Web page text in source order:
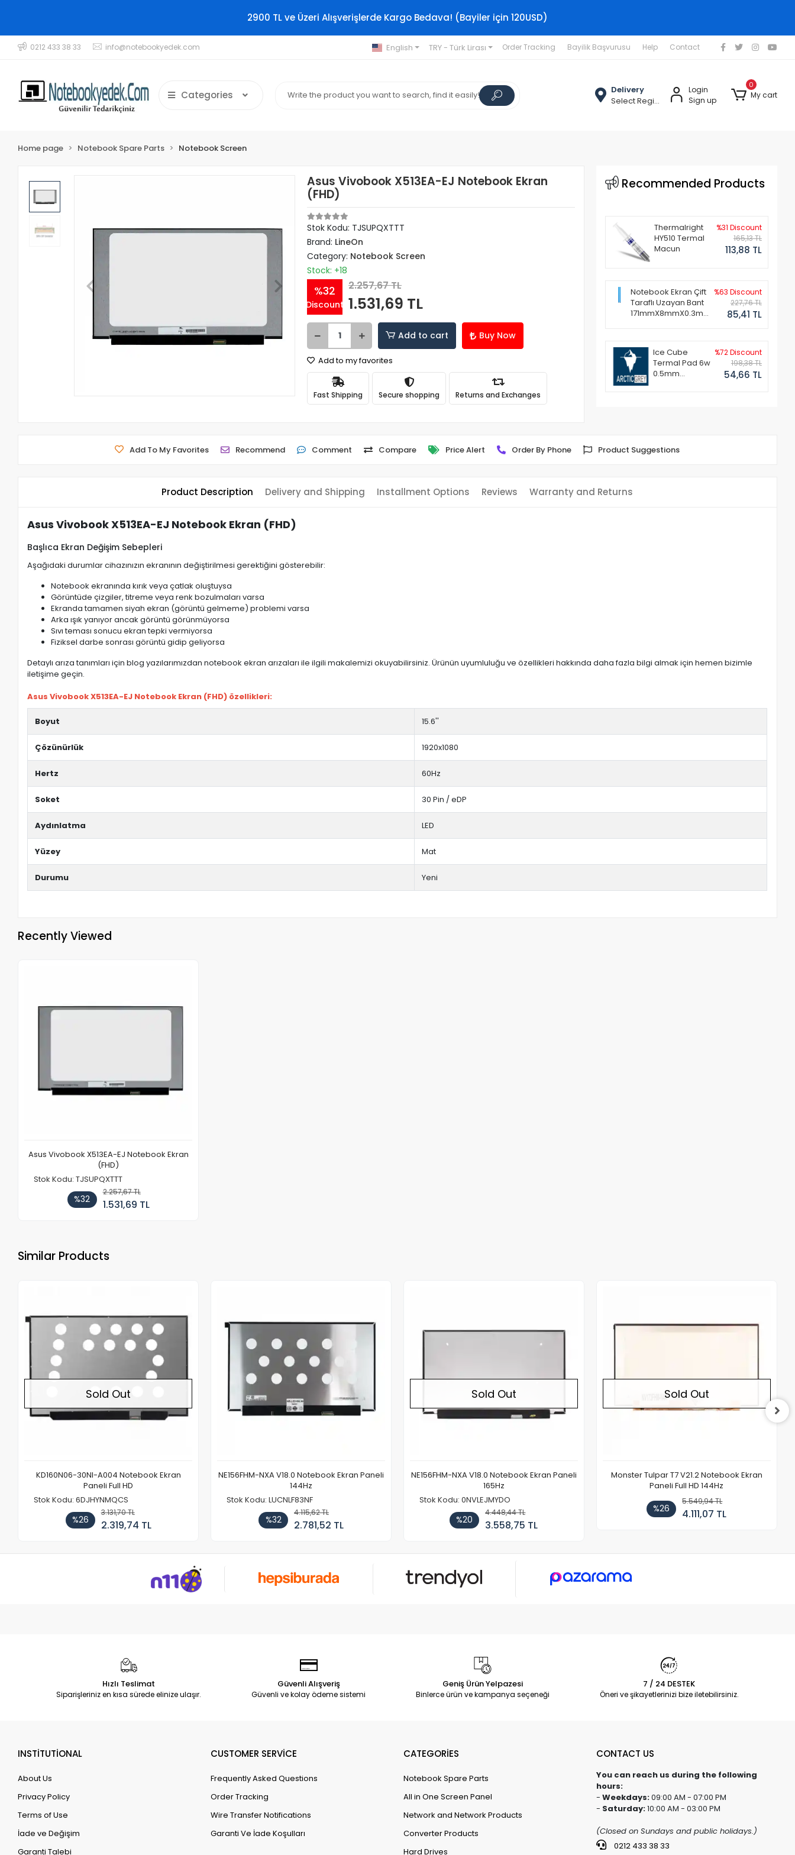
2900 TL ve Üzeri Alışverişlerde Kargo Bedava! (Bayiler için 120USD)
0212 433 38 33 info@notebookyedek.com English TRY - Türk Lirası Order Tracking Bayilik Başvurusu Help Contact
Categories
Delivery
Select Region
Login
Sign up
0
My cart
Home page Notebook Spare Parts Notebook Screen
Asus Vivobook X513EA-EJ Notebook Ekran
(FHD)
Stok Kodu: TJSUPQXTTT
Brand: LineOn
Category: Notebook Screen
Stock: +18
%32
Discount
2.257,67 TL
1.531,69 TL
Add to cart Buy Now
Add to my favorites
Fast Shipping Secure shopping Returns and Exchanges
Recommended Products
Thermalright
HY510 Termal
Macun
%31 Discount
165,13 TL
113,88 TL
Notebook Ekran Çift
Taraflı Uzayan Bant
171mmX8mmX0.3mm
%63 Discount
227,76 TL
85,41 TL
Ice Cube
Termal Pad 6w
0.5mm
%72 Discount
198,38 TL
54,66 TL
Add To My Favorites Recommend Comment Compare Price Alert Order By Phone Product Suggestions
Product Description Delivery and Shipping Installment Options Reviews Warranty and Returns
Asus Vivobook X513EA-EJ Notebook Ekran (FHD)
Başlıca Ekran Değişim Sebepleri
Aşağıdaki durumlar cihazınızın ekranının değiştirilmesi gerektiğini gösterebilir:
Notebook ekranında kırık veya çatlak oluştuysa
Görüntüde çizgiler, titreme veya renk bozulmaları varsa
Ekranda tamamen siyah ekran (görüntü gelmeme) problemi varsa
Arka ışık yanıyor ancak görüntü görünmüyorsa
Sıvı teması sonucu ekran tepki vermiyorsa
Fiziksel darbe sonrası görüntü gidip geliyorsa
Detaylı arıza tanımları için blog yazılarımızdan notebook ekran arızaları ile ilgili makalemizi okuyabilirsiniz. Ürünün uyumluluğu ve özellikleri hakkında daha fazla bilgi almak için hemen bizimle
iletişime geçin.
Asus Vivobook X513EA-EJ Notebook Ekran (FHD) özellikleri:
Boyut 15.6''
Çözünürlük 1920x1080
Hertz 60Hz
Soket 30 Pin / eDP
Aydınlatma LED
Yüzey Mat
Durumu Yeni
Recently Viewed
Asus Vivobook X513EA-EJ Notebook Ekran
(FHD)
Stok Kodu: TJSUPQXTTT
%32
2.257,67 TL
1.531,69 TL
Similar Products
Sold Out
KD160N06-30NI-A004 Notebook Ekran
Paneli Full HD
Stok Kodu: 6DJHYNMQCS
%26
3.131,70 TL
2.319,74 TL
NE156FHM-NXA V18.0 Notebook Ekran Paneli
144Hz
Stok Kodu: LUCNLF83NF
%32
4.115,62 TL
2.781,52 TL
Sold Out
NE156FHM-NXA V18.0 Notebook Ekran Paneli
165Hz
Stok Kodu: 0NVLEJMYDO
%20
4.448,44 TL
3.558,75 TL
Sold Out
Monster Tulpar T7 V21.2 Notebook Ekran
Paneli Full HD 144Hz
%26
5.549,94 TL
4.111,07 TL
Hızlı Teslimat
Siparişleriniz en kısa sürede elinize ulaşır.
Güvenli Alışveriş
Güvenli ve kolay ödeme sistemi
Geniş Ürün Yelpazesi
Binlerce ürün ve kampanya seçeneği
7 / 24 DESTEK
Öneri ve şikayetlerinizi bize iletebilirsiniz.
INSTİTUTİONAL
About Us
Privacy Policy
Terms of Use
İade ve Değişim
Garanti Talebi
CUSTOMER SERVİCE
Frequently Asked Questions
Order Tracking
Wire Transfer Notifications
Garanti Ve İade Koşulları
CATEGORİES
Notebook Spare Parts
All in One Screen Panel
Network and Network Products
Converter Products
Hard Drives
CONTACT US
You can reach us during the following
hours:
- Weekdays:09:00 AM - 07:00 PM
- Saturday:10:00 AM - 03:00 PM
(Closed on Sundays and public holidays.)
0212 433 38 33